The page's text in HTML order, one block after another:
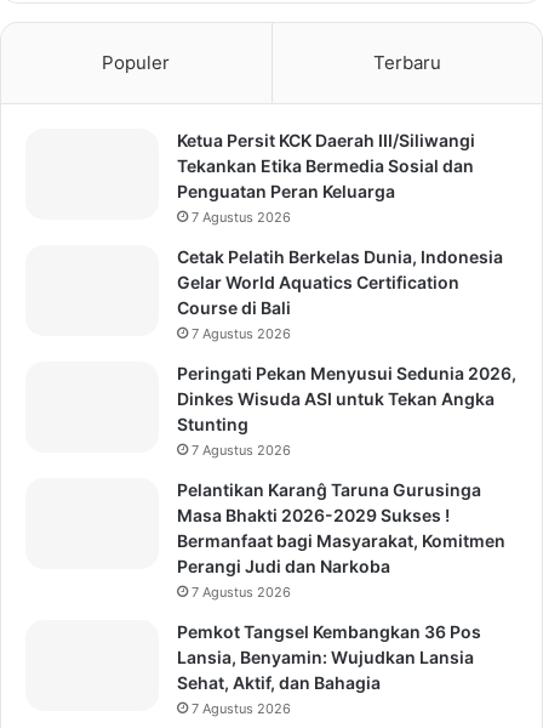
Populer Terbaru
Ketua Persit KCK Daerah III/Siliwangi
Tekankan Etika Bermedia Sosial dan
Penguatan Peran Keluarga
7 Agustus 2026
Cetak Pelatih Berkelas Dunia, Indonesia
Gelar World Aquatics Certification
Course di Bali
7 Agustus 2026
Peringati Pekan Menyusui Sedunia 2026,
Dinkes Wisuda ASI untuk Tekan Angka
Stunting
7 Agustus 2026
Pelantikan Karanĝ Taruna Gurusinga
Masa Bhakti 2026-2029 Sukses !
Bermanfaat bagi Masyarakat, Komitmen
Perangi Judi dan Narkoba
7 Agustus 2026
Pemkot Tangsel Kembangkan 36 Pos
Lansia, Benyamin: Wujudkan Lansia
Sehat, Aktif, dan Bahagia
7 Agustus 2026